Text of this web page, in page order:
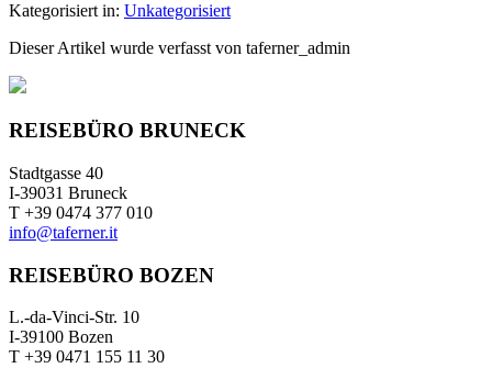
Kategorisiert in: Unkategorisiert
Dieser Artikel wurde verfasst von taferner_admin
REISEBÜRO BRUNECK
Stadtgasse 40
I-39031 Bruneck
T +39 0474 377 010
info@taferner.it
REISEBÜRO BOZEN
L.-da-Vinci-Str. 10
I-39100 Bozen
T +39 0471 155 11 30